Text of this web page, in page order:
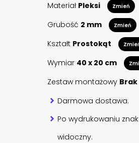
Materiał Pleksi Zmień
Grubość 2 mm Zmień
Kształt Prostokąt
Wymiar 40 x 20 cm
Zestaw montażowy Brak
Darmowa dostawa.
Po wydrukowaniu
widoczny.